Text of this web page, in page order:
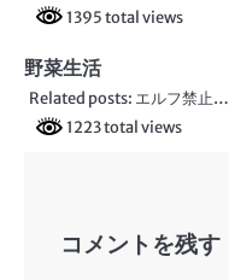
1395 total views
野菜生活
Related posts: エルフ禁止…
1223 total views
コメントを残す